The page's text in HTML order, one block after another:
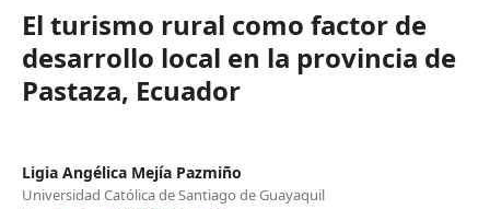
El turismo rural como factor de
desarrollo local en la provincia de
Pastaza, Ecuador
Ligia Angélica Mejía Pazmiño
Universidad Católica de Santiago de Guayaquil